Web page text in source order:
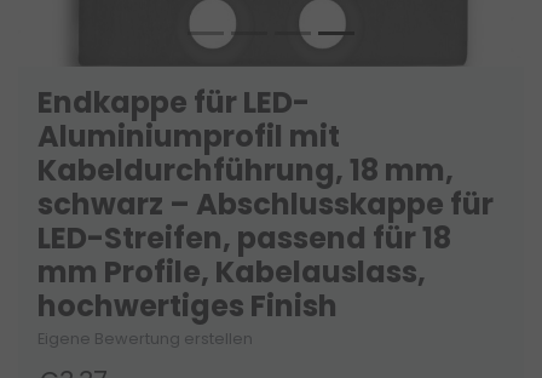
Endkappe für LED-
Aluminiumprofil mit
Kabeldurchführung, 18 mm,
schwarz – Abschlusskappe für
LED-Streifen, passend für 18
mm Profile, Kabelauslass,
hochwertiges Finish
Eigene Bewertung erstellen